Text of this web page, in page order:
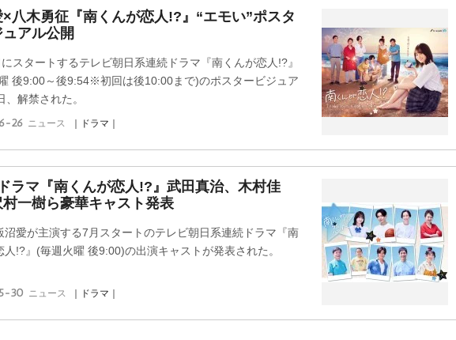
八木勇征『南くんが恋人!?』“エモい”ポスタ
アル公開
スタートするテレビ朝日系連続ドラマ『南くんが恋人!?』
後9:00～後9:54※初回は後10:00まで)のポスタービジュア
、解禁された。
26 ニュース ｜ドラマ｜
ラマ『南くんが恋人!?』武田真治、木村佳
村一樹ら豪華キャスト発表
沼愛が主演する7月スタートのテレビ朝日系連続ドラマ『南
人!?』(毎週火曜 後9:00)の出演キャストが発表された。
30 ニュース ｜ドラマ｜